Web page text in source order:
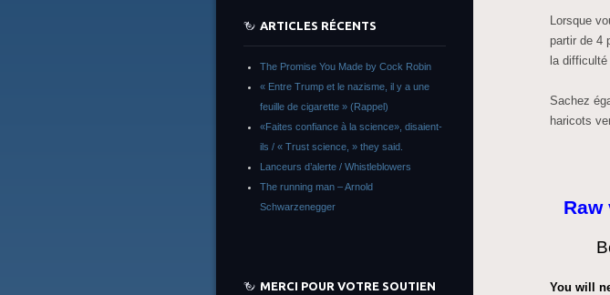
Lorsque
partir de 4
la difficulté
Sachez
haricots
Raw
You will
ARTICLES RÉCENTS
The Promise You Made by Cock Robin
« Entre Trump et le nazisme, il y a une
feuille de cigarette » (Rappel)
«Faites confiance à la science», disaient-
ils / « Trust science, » they said.
Lanceurs d’alerte / Whistleblowers
The running man – Arnold
Schwarzenegger
MERCI POUR VOTRE SOUTIEN